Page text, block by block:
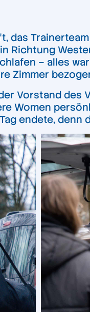
das
Richtung
– alles
Zimmer
Vorstand des
Women
endete,